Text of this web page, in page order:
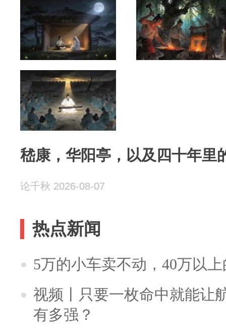
嵇康，华阳亭，以及四十年里
论千秋 2026-08-07
热点新闻
5万的小车卖不动，40万以
视频丨只要一枚命中就能让
有多强？